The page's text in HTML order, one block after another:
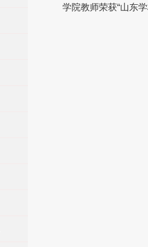
学院教师荣获“山东